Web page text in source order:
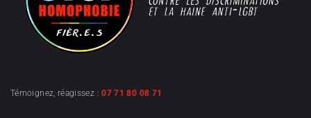
Témoignez, réagissez :07 71 80 08 71